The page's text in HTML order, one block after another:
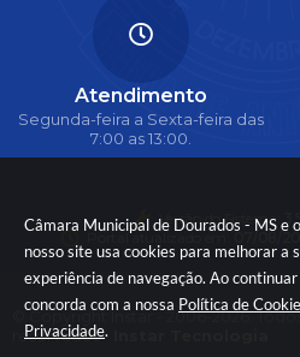
Câmara Municipal de Dourados - MS e
nosso site usa cookies para melhorar a
experiência de navegação. Ao
concorda com a nossa Política de
Privacidade.
Atendimento
Segunda-feira a Sexta-feira das
7:00 as 13:00.
Versão do Sistema:
Portal atualizado em:
© Copyright Instar - 2006-2026.
reservados -